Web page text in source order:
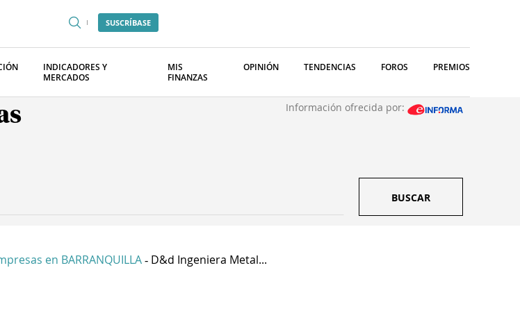
SUSCRÍBASE
INDICADORES Y
MERCADOS
MIS
FINANZAS
OPINIÓN TENDENCIAS FOROS PREMIOS
Información ofrecida por:
BUSCAR
en BARRANQUILLA - D&d Ingeniera Metal...